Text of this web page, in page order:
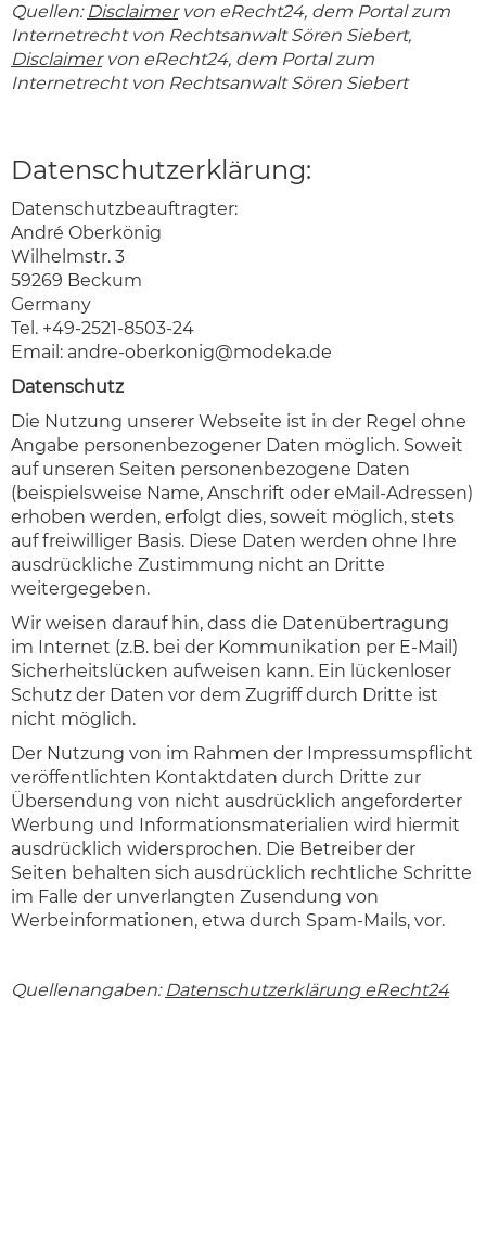
Quellen: Disclaimervon eRecht24, dem Portal zum
Internetrecht von Rechtsanwalt Sören Siebert,
Disclaimervon eRecht24, dem Portal zum
Internetrecht von Rechtsanwalt Sören Siebert
Datenschutzerklärung:
Datenschutzbeauftragter:
André Oberkönig
Wilhelmstr. 3
59269 Beckum
Germany
Tel. +49-2521-8503-24
Email: andre-oberkonig@modeka.de
Datenschutz
Die Nutzung unserer Webseite ist in der Regel ohne
Angabe personenbezogener Daten möglich. Soweit
auf unseren Seiten personenbezogene Daten
(beispielsweise Name, Anschrift oder eMail-Adressen)
erhoben werden, erfolgt dies, soweit möglich, stets
auf freiwilliger Basis. Diese Daten werden ohne Ihre
ausdrückliche Zustimmung nicht an Dritte
weitergegeben.
Wir weisen darauf hin, dass die Datenübertragung
im Internet (z.B. bei der Kommunikation per E-Mail)
Sicherheitslücken aufweisen kann. Ein lückenloser
Schutz der Daten vor dem Zugriff durch Dritte ist
nicht möglich.
Der Nutzung von im Rahmen der Impressumspflicht
veröffentlichten Kontaktdaten durch Dritte zur
Übersendung von nicht ausdrücklich angeforderter
Werbung und Informationsmaterialien wird hiermit
ausdrücklich widersprochen. Die Betreiber der
Seiten behalten sich ausdrücklich rechtliche Schritte
im Falle der unverlangten Zusendung von
Werbeinformationen, etwa durch Spam-Mails, vor.
Quellenangaben: Datenschutzerklärung eRecht24